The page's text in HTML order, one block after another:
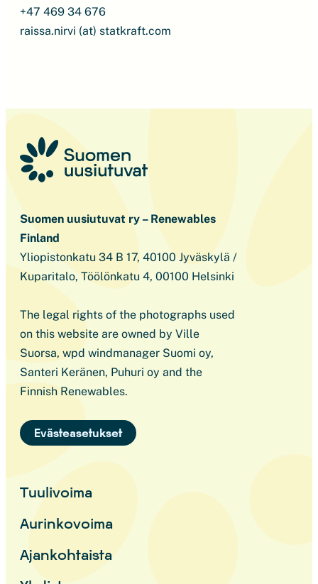
+47 469 34 676
raissa.nirvi (at) statkraft.com
Suomen uusiutuvat ry – Renewables
Finland
Yliopistonkatu 34 B 17, 40100 Jyväskylä /
Kuparitalo, Töölönkatu 4, 00100 Helsinki
The legal rights of the photographs used
on this website are owned by Ville
Suorsa, wpd windmanager Suomi oy,
Santeri Keränen, Puhuri oy and the
Finnish Renewables.
Evästeasetukset
Tuulivoima
Aurinkovoima
Ajankohtaista